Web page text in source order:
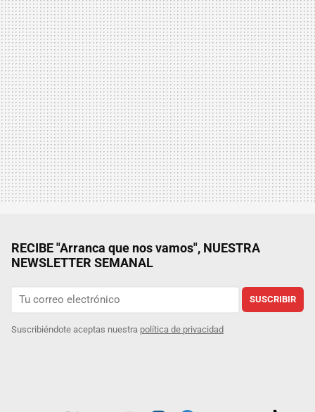
RECIBE "Arranca que nos vamos", NUESTRA
NEWSLETTER SEMANAL
SUSCRIBIR
Suscribiéndote aceptas nuestra política de privacidad